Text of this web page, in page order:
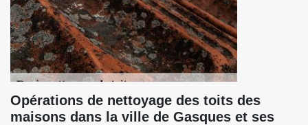
Opérations de nettoyage des toits des
maisons dans la ville de Gasques et ses